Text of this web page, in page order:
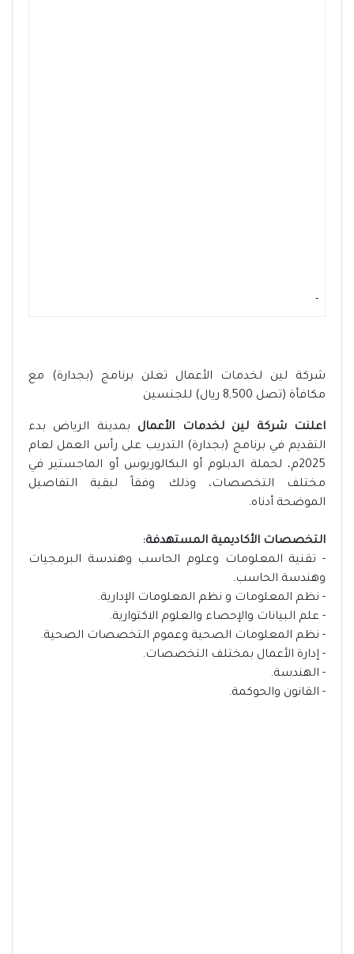
-
شركة لين لخدمات الأعمال تعلن برنامج (بجدارة) مع
مكافأة (تصل 8,500 ريال) للجنسين
اعلنت شركة لين لخدمات الأعمال بمدينة الرياض بدء
التقديم في برنامج (بجدارة) التدريب على رأس العمل لعام
2025م، لحملة الدبلوم أو البكالوريوس أو الماجستير في
مختلف التخصصات، وذلك وفقاً لبقية التفاصيل
الموضحة أدناه.
التخصصات الأكاديمية المستهدفة:
- تقنية المعلومات وعلوم الحاسب وهندسة البرمجيات
وهندسة الحاسب.
- نظم المعلومات و نظم المعلومات الإدارية.
- علم البيانات والإحصاء والعلوم الاكتوارية.
- نظم المعلومات الصحية وعموم التخصصات الصحية.
- إدارة الأعمال بمختلف التخصصات.
- الهندسة.
- القانون والحوكمة.